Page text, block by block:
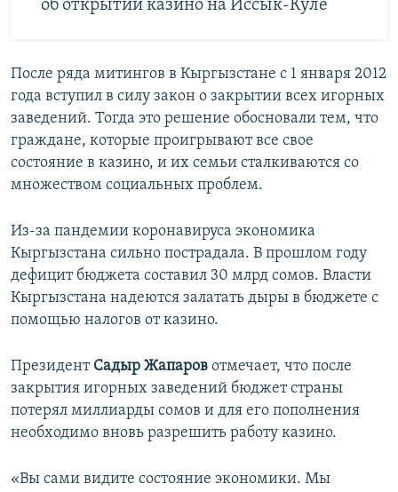
об открытии казино на Иссык-Куле
После ряда митингов в Кыргызстане с 1 января 2012
года вступил в силу закон о закрытии всех игорных
заведений. Тогда это решение обосновали тем, что
граждане, которые проигрывают все свое
состояние в казино, и их семьи сталкиваются со
множеством социальных проблем.
Из-за пандемии коронавируса экономика
Кыргызстана сильно пострадала. В прошлом году
дефицит бюджета составил 30 млрд сомов. Власти
Кыргызстана надеются залатать дыры в бюджете с
помощью налогов от казино.
Президент Садыр Жапаров отмечает, что после
закрытия игорных заведений бюджет страны
потерял миллиарды сомов и для его пополнения
необходимо вновь разрешить работу казино.
«Вы сами видите состояние экономики. Мы